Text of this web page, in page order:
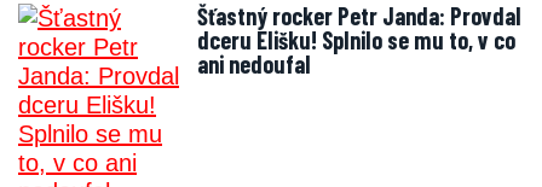
Šťastný rocker Petr Janda: Provdal
dceru Elišku! Splnilo se mu to, v co
ani nedoufal